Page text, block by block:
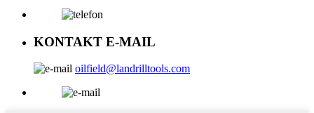
KONTAKT E-MAIL
oilfield@landrilltools.com